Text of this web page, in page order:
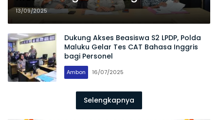
Maluku
13/09/2025
Dukung Akses Beasiswa S2 LPDP, Polda
Maluku Gelar Tes CAT Bahasa Inggris
bagi Personel
Ambon 16/07/2025
Selengkapnya